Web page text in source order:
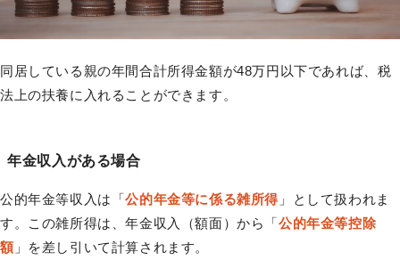
同居している親の年間合計所得金額が48万円以下であれば、税
法上の扶養に入れることができます。
年金収入がある場合
公的年金等収入は「公的年金等に係る雑所得 」として扱われま
す。この雑所得は、年金収入（額面）から「公的年金等控除
額」を差し引いて計算されます。